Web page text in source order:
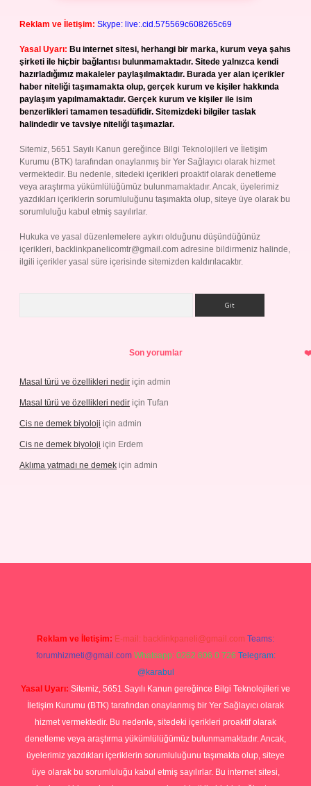
Reklam ve İletişim: Skype: live:.cid.575569c608265c69
Yasal Uyarı: Bu internet sitesi, herhangi bir marka, kurum veya şahıs
şirketi ile hiçbir bağlantısı bulunmamaktadır. Sitede yalnızca kendi
hazırladığımız makaleler paylaşılmaktadır. Burada yer alan içerikler
haber niteliği taşımamakta olup, gerçek kurum ve kişiler hakkında
paylaşım yapılmamaktadır. Gerçek kurum ve kişiler ile isim
benzerlikleri tamamen tesadüfidir. Sitemizdeki bilgiler taslak
halindedir ve tavsiye niteliği taşımazlar.
Sitemiz, 5651 Sayılı Kanun gereğince Bilgi Teknolojileri ve İletişim
Kurumu (BTK) tarafından onaylanmış bir Yer Sağlayıcı olarak hizmet
vermektedir. Bu nedenle, sitedeki içerikleri proaktif olarak denetleme
veya araştırma yükümlülüğümüz bulunmamaktadır. Ancak, üyelerimiz
yazdıkları içeriklerin sorumluluğunu taşımakta olup, siteye üye olarak bu
sorumluluğu kabul etmiş sayılırlar.
Hukuka ve yasal düzenlemelere aykırı olduğunu düşündüğünüz
içerikleri, backlinkpanelicomtr@gmail.com adresine bildirmeniz halinde,
ilgili içerikler yasal süre içerisinde sitemizden kaldırılacaktır.
Son yorumlar
Masal türü ve özellikleri nedir için admin
Masal türü ve özellikleri nedir için Tufan
Cis ne demek biyoloji için admin
Cis ne demek biyoloji için Erdem
Aklıma yatmadı ne demek için admin
Reklam ve İletişim: E-mail: backlinkpaneli@gmail.com Teams:
forumhizmeti@gmail.com Whatsapp: 0262 606 0 726 Telegram:
@karabul
Yasal Uyarı: Sitemiz, 5651 Sayılı Kanun gereğince Bilgi Teknolojileri ve
İletişim Kurumu (BTK) tarafından onaylanmış bir Yer Sağlayıcı olarak
hizmet vermektedir. Bu nedenle, sitedeki içerikleri proaktif olarak
denetleme veya araştırma yükümlülüğümüz bulunmamaktadır. Ancak,
üyelerimiz yazdıkları içeriklerin sorumluluğunu taşımakta olup, siteye
üye olarak bu sorumluluğu kabul etmiş sayılırlar. Bu internet sitesi,